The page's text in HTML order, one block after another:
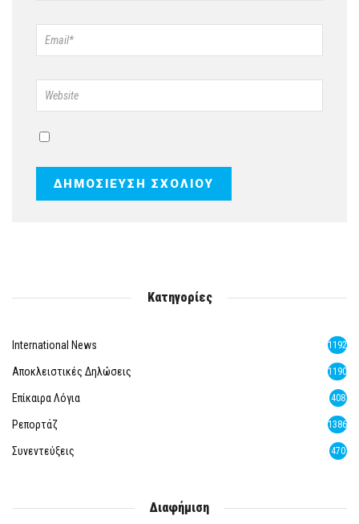
Κατηγορίες
International News 1192
Αποκλειστικές Δηλώσεις 1190
Επίκαιρα Λόγια 408
Ρεπορτάζ 1386
Συνεντεύξεις 470
Διαφήμιση